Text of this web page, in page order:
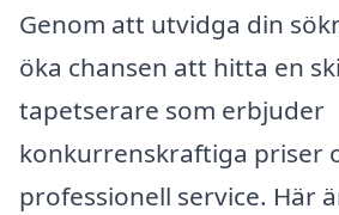
Genom att utvidga din
öka chansen att hitta en
tapetserare som erbjuder
konkurrenskraftiga priser
professionell service. Här